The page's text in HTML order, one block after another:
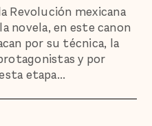
Revolución mexicana
novela, en este canon
por su técnica, la
y por
etapa...